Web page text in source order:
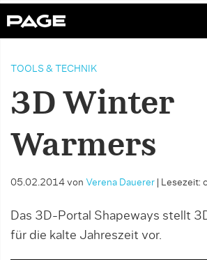
TOOLS & TECHNIK
3D Winter
Warmers
05.02.2014 von Verena Dauerer Lesezeit:
Das 3D-Portal Shapeways stellt
für die kalte Jahreszeit vor.